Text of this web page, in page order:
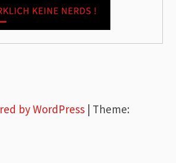
by WordPress | Theme: